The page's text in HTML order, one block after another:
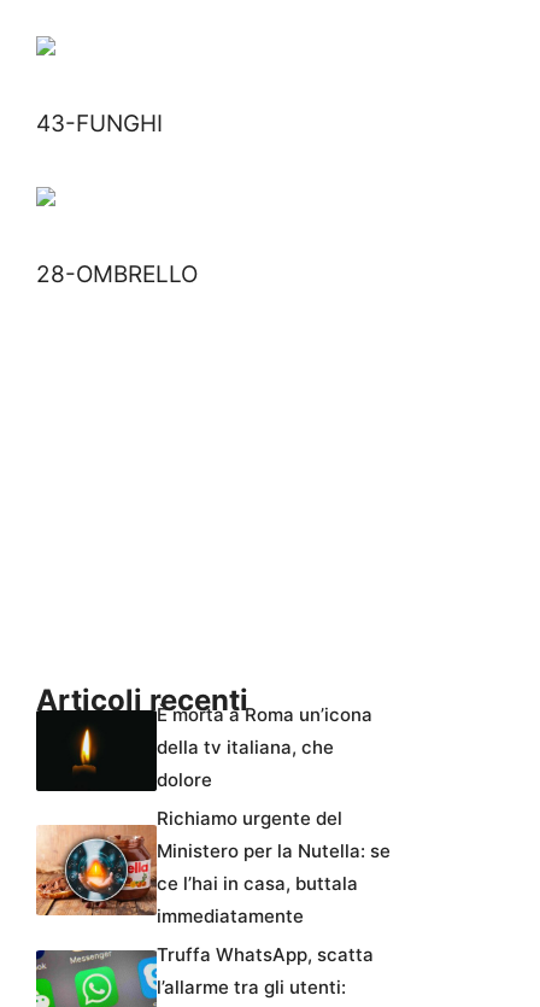
43-FUNGHI
28-OMBRELLO
Articoli recentiÈ morta a Roma un’icona
della tv italiana, che
dolore
Richiamo urgente del
Ministero per la Nutella: se
ce l’hai in casa, buttala
immediatamente
Truffa WhatsApp, scatta
l’allarme tra gli utenti: